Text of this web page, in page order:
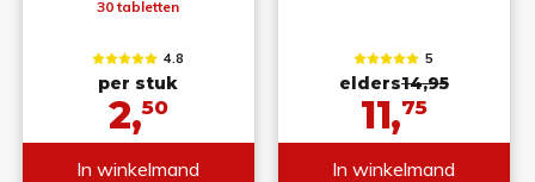
30 tabletten
4.8
per stuk
2,50
In winkelmand
5
elders14,95
11,75
In winkelmand